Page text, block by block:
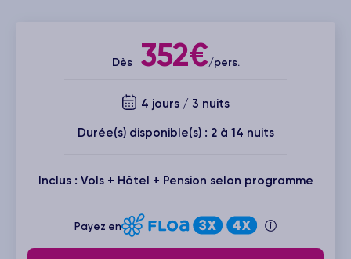
Dès352€/pers.
4 jours / 3 nuits
Durée(s) disponible(s) : 2 à 14 nuits
Inclus : Vols + Hôtel + Pension selon programme
Payez en